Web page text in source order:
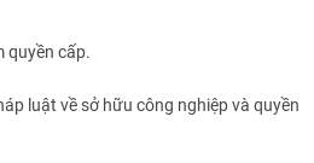
quyền cấp.
luật về sở hữu công nghiệp và quyền